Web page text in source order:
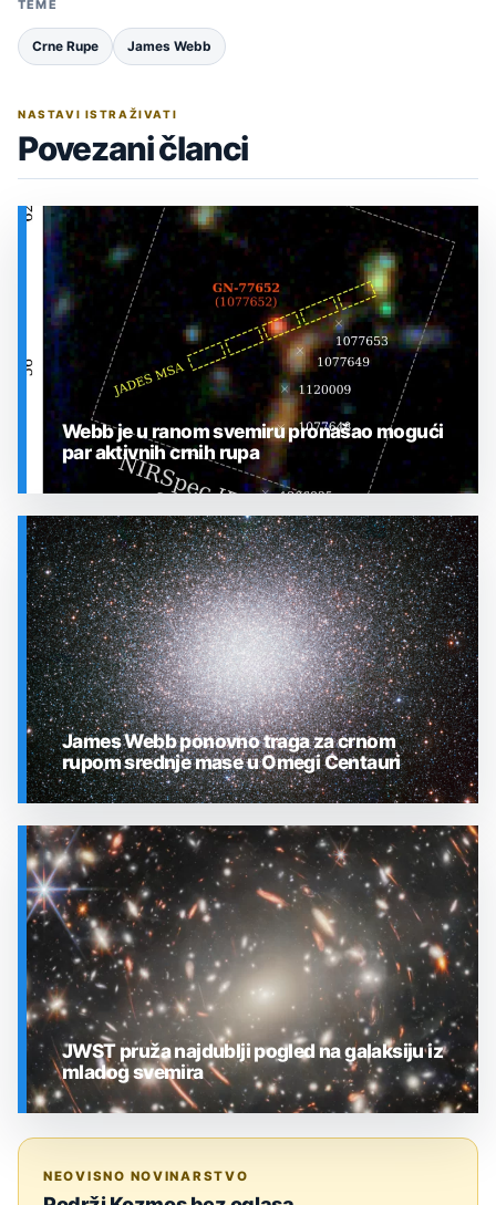
TEME
Crne Rupe James Webb
NASTAVI ISTRAŽIVATI
Povezani članci
SVEMIR
Webb je u ranom svemiru pronašao mogući
par aktivnih crnih rupa
SVEMIR
James Webb ponovno traga za crnom
rupom srednje mase u Omegi Centauri
JWST pruža najdublji pogled na galaksiju iz
mladog svemira
NEOVISNO NOVINARSTVO